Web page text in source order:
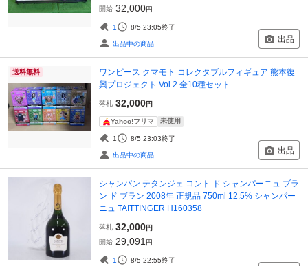
開始 32,000円
1 8/5 23:05終了
出品中の商品 出品
送料無料
ワンピース クマモト コレクタブルフィギュア 熊本復
興プロジェクト Vol.2 全10種セット
落札 32,000円
Yahoo!フリマ 未使用
1 8/5 23:03終了
出品中の商品 出品
シャンパン テタンジェ コント ド シャンパーニュ ブラ
ン ド ブラン 2008年 正規品 750ml 12.5% シャンパー
ニュ TAITTINGER H160358
落札 32,000円
開始 29,091 円
1 8/5 22:55終了